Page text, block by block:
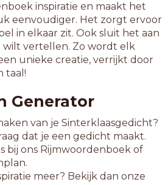
inspiratie en maakt het
eenvoudiger. Het zorgt ervoor
in elkaar zit. Ook sluit het aan
wilt vertellen. Zo wordt elk
unieke creatie, verrijkt door
taal!
Generator
van je Sinterklaasgedicht?
dat je een gedicht maakt.
bij ons Rijmwoordenboek of
meer? Bekijk dan onze